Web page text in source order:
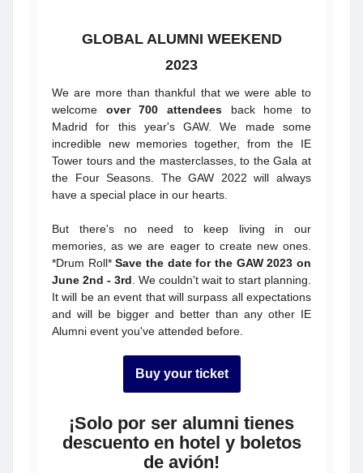
GLOBAL ALUMNI WEEKEND
2023
We are more than thankful that we were able to
welcome over 700 attendees back home to
Madrid for this year's GAW. We made some
incredible new memories together, from the IE
Tower tours and the masterclasses, to the Gala at
the Four Seasons. The GAW 2022 will always
have a special place in our hearts.
But there's no need to keep living in our
memories, as we are eager to create new ones.
*Drum Roll*Save the date for the GAW 2023 on
June 2nd - 3rd . We couldn't wait to start planning.
It will be an event that will surpass all expectations
and will be bigger and better than any other IE
Alumni event you've attended before.
Buy your ticket
¡Solo por ser alumni tienes
descuento en hotel y boletos
de avión!